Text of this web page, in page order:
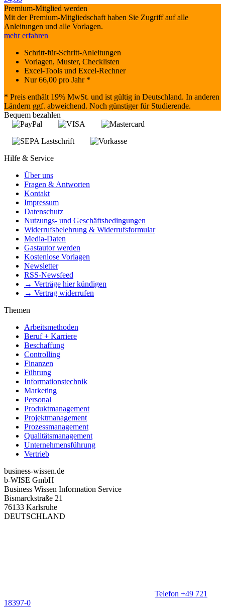
Premium-Mitglied werden
Mit der Premium-Mitgliedschaft haben Sie Zugriff auf alle
Anleitungen und alle Vorlagen.
mehr erfahren
Schritt-für-Schritt-Anleitungen
Vorlagen, Muster, Checklisten
Excel-Tools und Excel-Rechner
Nur66,00 pro Jahr *
* Preis enthält 19% MwSt. und ist gültig in Deutschland. In anderen
Ländern ggf. abweichend. Noch günstiger für Studierende.
Bequem bezahlen
Hilfe & Service
Über uns
Fragen & Antworten
Kontakt
Impressum
Datenschutz
Nutzungs- und Geschäftsbedingungen
Widerrufsbelehrung & Widerrufsformular
Media-Daten
Gastautor werden
Kostenlose Vorlagen
Newsletter
RSS-Newsfeed
→ Verträge hier kündigen
→ Vertrag widerrufen
Themen
Arbeitsmethoden
Beruf + Karriere
Beschaffung
Controlling
Finanzen
Führung
Informationstechnik
Marketing
Personal
Produktmanagement
Projektmanagement
Prozessmanagement
Qualitätsmanagement
Unternehmensführung
Vertrieb
business-wissen.de
b-WISE GmbH
Business Wissen Information Service
Bismarckstraße 21
76133 Karlsruhe
DEUTSCHLAND
Telefon +49 721
18397-0